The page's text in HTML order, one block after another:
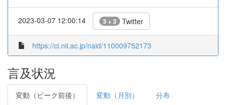
2023-03-07 12:00:14 3 + 3 Twitter
https://ci.nii.ac.jp/naid/110009752173
言及状況
変動（ピーク前後） 変動（月別） 分布